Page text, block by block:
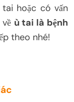
hoặc có vấn
ù tai là bệnh
theo nhé!